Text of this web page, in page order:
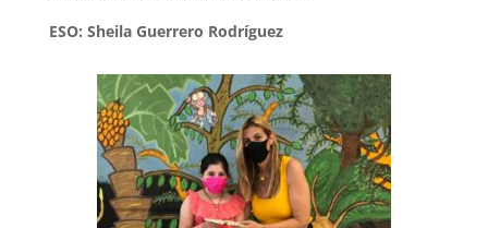
ESO: Sheila Guerrero Rodríguez